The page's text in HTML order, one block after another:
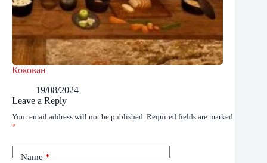
Кокован
19/08/2024
Leave a Reply
Your email address will not be published. Required fields are marked
*
Name*